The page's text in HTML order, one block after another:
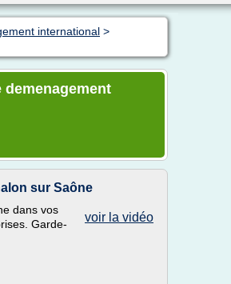
international >
sur Saône
voir la vidéo
dans vos
Garde-